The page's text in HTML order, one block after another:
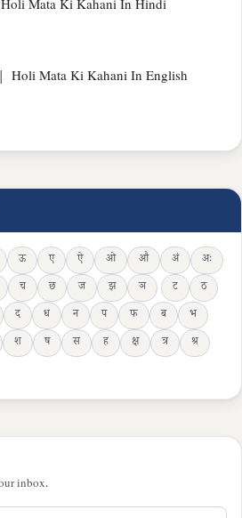
Mata Ki Kahani In Hindi
Holi Mata Ki Kahani In English
ऊ ए ऐ ओ औ अं
अः
च छ ज झ ञ ट
ठ
द ध न प फ ब
भ
श ष स ह क्ष त्र
श्र
inbox.